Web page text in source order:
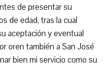
de presentar su
de edad, tras la cual
aceptación y eventual
oren también a San José
bien mi servicio como su